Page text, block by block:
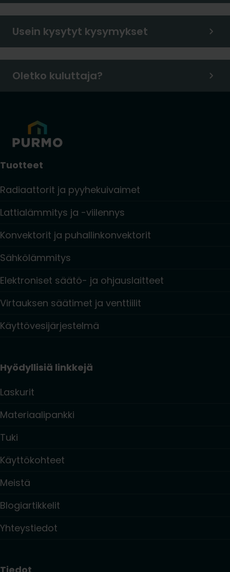
Usein kysytyt kysymykset
Oletko kuluttaja?
Tuotteet
Radiaattorit ja pyyhekuivaimet
Lattialämmitys ja -viilennys
Konvektorit ja puhallinkonvektorit
Sähkölämmitys
Elektroniset säätö- ja ohjauslaitteet
Virtauksen säätimet ja venttiilit
Käyttövesijärjestelmä
Hyödyllisiä linkkejä
Laskurit
Materiaalipankki
Tuki
Käyttökohteet
Meistä
Blogiartikkelit
Yhteystiedot